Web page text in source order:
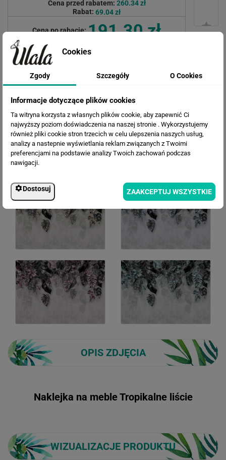
Cena przed rabatem: 260.34 zł
Rabat: 69.04 zł
Cena po rabacie: 191.30 zł
WERSJE KOLORYSTYCZNE
OPIS ZDJĘCIA
Naklejka na meble Tropikalne liście
WIZUALIZACJE PRODUKTU
Cookies
Zgody Szczegóły O Cookies
Informacje dotyczące plików cookies
Ta witryna korzysta z własnych plików cookie, aby zapewnić Ci
najwyższy poziom doświadczenia na naszej stronie . Wykorzystujemy
również pliki cookie stron trzecich w celu ulepszenia naszych usług,
analizy a nastepnie wyświetlania reklam związanych z Twoimi
preferencjami na podstawie analizy Twoich zachowań podczas
nawigacji.
Dostosuj ZAAKCEPTUJ WSZYSTKIE